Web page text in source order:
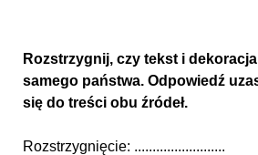
Rozstrzygnij, czy tekst i
samego państwa. Odpowiedź
się do treści obu źródeł.
Rozstrzygnięcie: .........................